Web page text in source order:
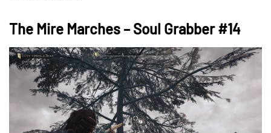
The Mire Marches – Soul Grabber #14